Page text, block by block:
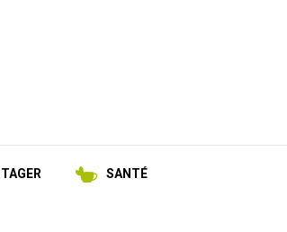
SANTÉ